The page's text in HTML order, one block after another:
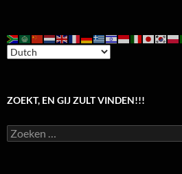
ZOEKT, EN GIJ ZULT VINDEN!!!
Zoeken
naar: